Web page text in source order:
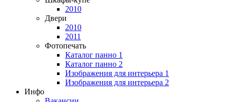
2010
Двери
2010
2011
Фотопечать
Каталог панно 1
Каталог панно 2
Изображения для интерьера 1
Изображения для интерьера 2
Инфо